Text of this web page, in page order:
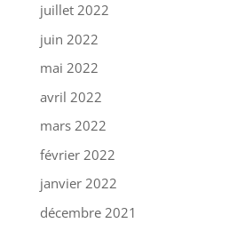
juillet 2022
juin 2022
mai 2022
avril 2022
mars 2022
février 2022
janvier 2022
décembre 2021